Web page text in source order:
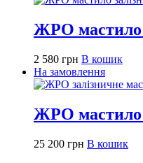
ЖРО мастило
2 580 грн В кошик
На замовлення
ЖРО мастило
25 200 грн В кошик